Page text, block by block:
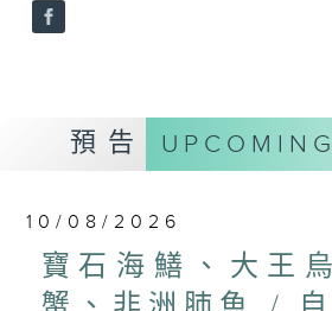
預告 UPCOMING
10/08/2026
寶石海鱔、大王